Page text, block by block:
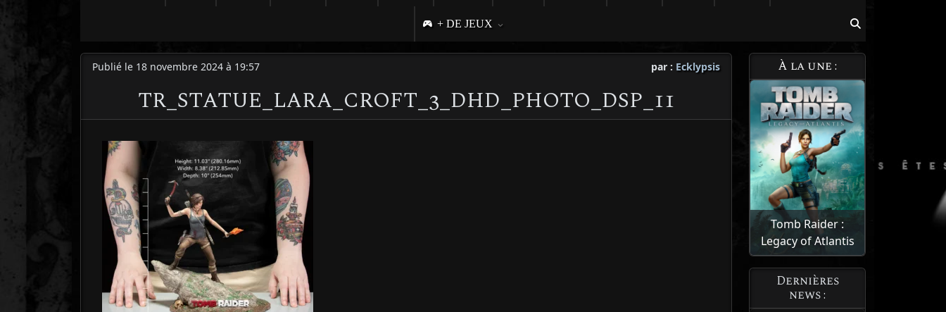
+ DE JEUX
Publié le 18 novembre 2024 à 19:57 par : Ecklypsis
TR_STATUE_LARA_CROFT_3_DHD_PHOTO_DSP_11
À la une :
Tomb Raider :
Legacy of Atlantis
Dernières
news :